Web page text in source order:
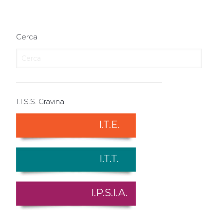
Cerca
I.I.S.S. Gravina
I.T.E.
I.T.T.
I.P.S.I.A.